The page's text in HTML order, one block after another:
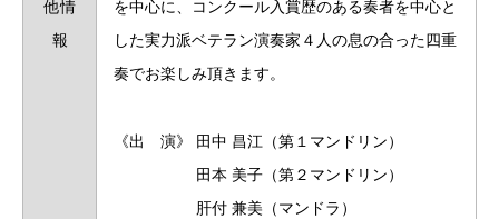
他情
報
を中心に、コンクール入賞歴のある奏者を中心と
した実力派ベテラン演奏家４人の息の合った四重
奏でお楽しみ頂きます。
《出 演》 田中 昌江（第１マンドリン）
田本 美子（第２マンドリン）
肝付 兼美（マンドラ）